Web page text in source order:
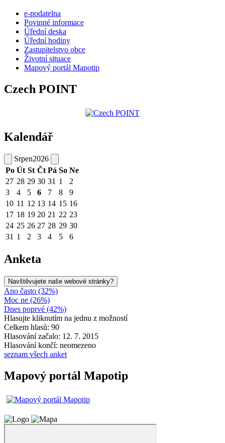
e-podatelna
Povinné informace
Úřední deska
Úřední hodiny
Zastupitelstvo obce
Životní situace
Mapový portál Mapotip
Czech POINT
Kalendář
Srpen2026
Po Út St Čt Pá So Ne
27 28 29 30 31 1
2
3
4 5 6 7 8
9
10 11 12 13 14 15 16
17 18 19 20 21 22 23
24 25 26 27 28 29 30
31 1 2 3 4 5 6
Anketa
Navštěvujete naše webové stránky?
Ano často (32%)
Moc ne (26%)
Dnes poprvé (42%)
Hlasujte kliknutím na jednu z možností
Celkem hlasů: 90
Hlasování začalo: 12. 7. 2015
Hlasování končí: neomezeno
seznam všech anket
Mapový portál Mapotip